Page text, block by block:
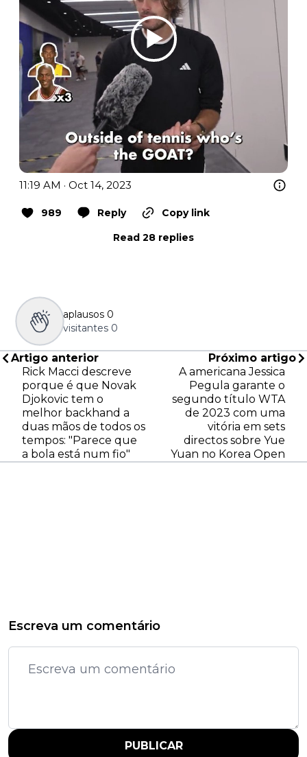
11:19 AM · Oct 14, 2023
989 Reply
Copy link
Read 28 replies
aplausos 0
visitantes 0
Artigo anterior
Rick Macci descreve
porque é que Novak
Djokovic tem o
melhor backhand a
duas mãos de todos os
tempos: "Parece que
a bola está num fio"
Próximo artigo
A americana Jessica
Pegula garante o
segundo título WTA
de 2023 com uma
vitória em sets
directos sobre Yue
Yuan no Korea Open
Escreva um comentário
PUBLICAR